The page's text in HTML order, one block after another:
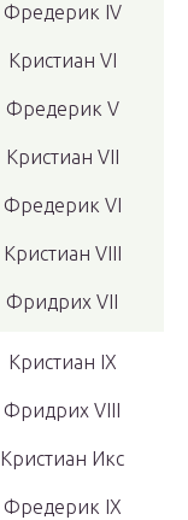
Фредерик IV
Кристиан VI
Фредерик V
Кристиан VII
Фредерик VI
Кристиан VIII
Фридрих VII
Кристиан IX
Фридрих VIII
Кристиан Икс
Фредерик IX